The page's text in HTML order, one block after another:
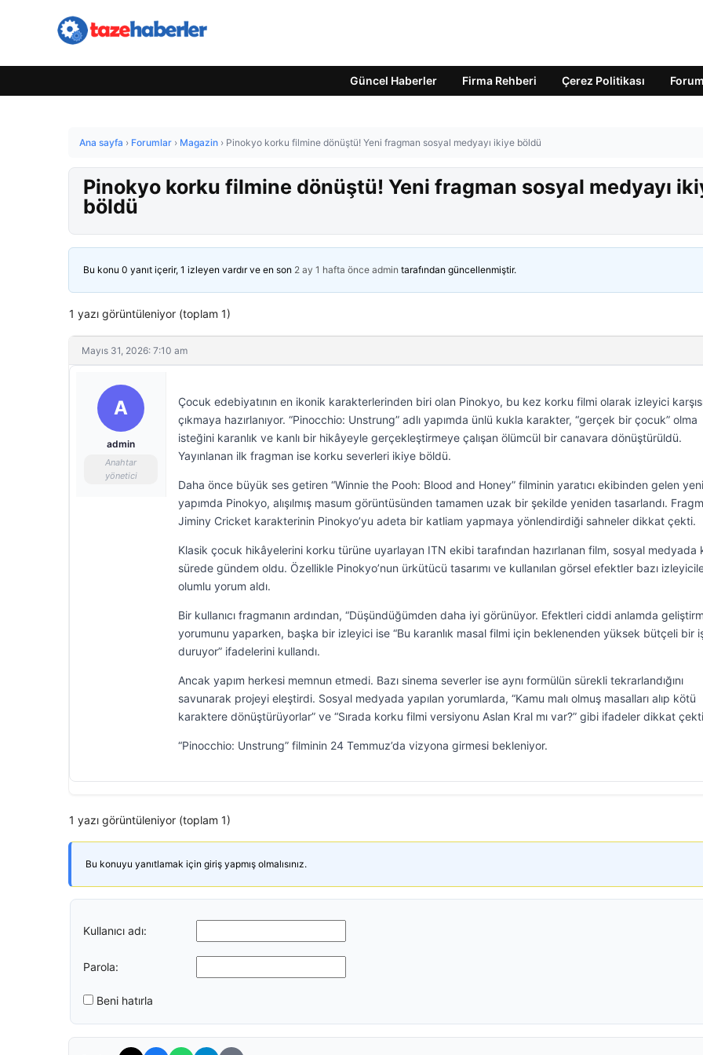
Güncel Haberler Firma Rehberi Çerez Politikası Forum
Ana sayfa › Forumlar › Magazin › Pinokyo korku filmine dönüştü! Yeni fragman sosyal medyayı ikiye böldü
Pinokyo korku filmine dönüştü! Yeni fragman sosyal medyayı
böldü
Bu konu 0 yanıt içerir, 1 izleyen vardır ve en son 2 ay 1 hafta önce admin tarafından güncellenmiştir.
1 yazı görüntüleniyor (toplam 1)
Mayıs 31, 2026: 7:10 am
A
admin
Anahtar
yönetici
Çocuk edebiyatının en ikonik karakterlerinden biri olan Pinokyo, bu kez korku filmi olarak izleyici
çıkmaya hazırlanıyor. “Pinocchio: Unstrung” adlı yapımda ünlü kukla karakter, “gerçek bir çocuk” olma
isteğini karanlık ve kanlı bir hikâyeyle gerçekleştirmeye çalışan ölümcül bir canavara dönüştürüldü.
Yayınlanan ilk fragman ise korku severleri ikiye böldü.
Daha önce büyük ses getiren “Winnie the Pooh: Blood and Honey” filminin yaratıcı ekibinden gelen yeni
yapımda Pinokyo, alışılmış masum görüntüsünden tamamen uzak bir şekilde yeniden tasarlandı.
Jiminy Cricket karakterinin Pinokyo’yu adeta bir katliam yapmaya yönlendirdiği sahneler dikkat çekti.
Klasik çocuk hikâyelerini korku türüne uyarlayan ITN ekibi tarafından hazırlanan film, sosyal medyada
sürede gündem oldu. Özellikle Pinokyo’nun ürkütücü tasarımı ve kullanılan görsel efektler bazı
olumlu yorum aldı.
Bir kullanıcı fragmanın ardından, “Düşündüğümden daha iyi görünüyor. Efektleri ciddi anlamda
yorumunu yaparken, başka bir izleyici ise “Bu karanlık masal filmi için beklenenden yüksek bütçeli bir
duruyor” ifadelerini kullandı.
Ancak yapım herkesi memnun etmedi. Bazı sinema severler ise aynı formülün sürekli tekrarlandığını
savunarak projeyi eleştirdi. Sosyal medyada yapılan yorumlarda, “Kamu malı olmuş masalları alıp kötü
karaktere dönüştürüyorlar” ve “Sırada korku filmi versiyonu Aslan Kral mı var?” gibi ifadeler dikkat
“Pinocchio: Unstrung” filminin 24 Temmuz’da vizyona girmesi bekleniyor.
1 yazı görüntüleniyor (toplam 1)
Bu konuyu yanıtlamak için giriş yapmış olmalısınız.
Kullanıcı adı:
Parola:
Beni hatırla